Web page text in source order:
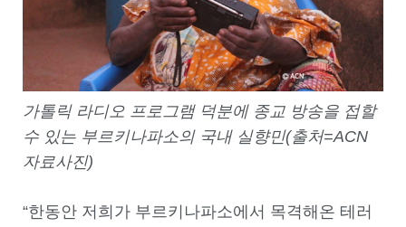
가톨릭 라디오 프로그램 덕분에 종교 방송을 접할
수 있는 부르키나파소의 국내 실향민(출처=ACN
자료사진)
“한동안 저희가 부르키나파소에서 목격해온 테러